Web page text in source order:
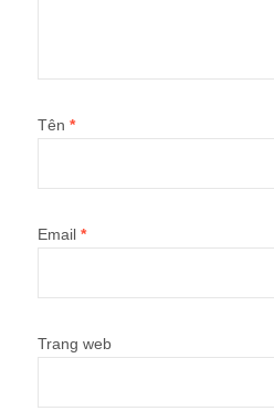
Tên *
Email *
Trang web